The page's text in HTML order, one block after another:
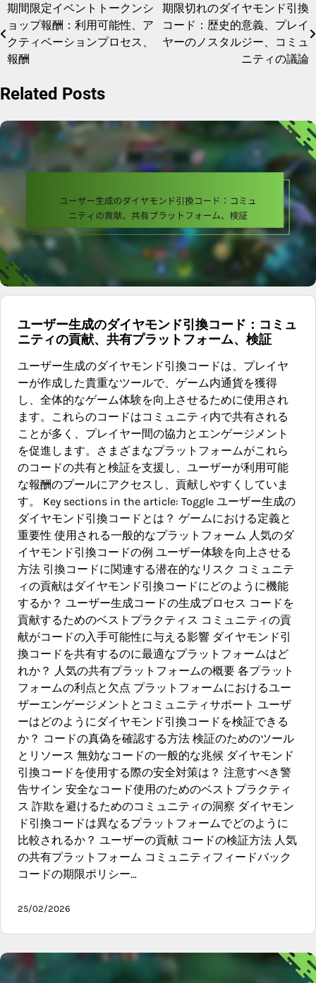
Post
navigation
期間限定イベントトークンシ
ョップ報酬：利用可能性、ア
クティベーションプロセス、
報酬
期限切れのダイヤモンド引換
コード：歴史的意義、プレイ
ヤーのノスタルジー、コミュ
ニティの議論
Related Posts
ユーザー生成のダイヤモンド引換コード：コミュ
ニティの貢献、共有プラットフォーム、検証
ユーザー生成のダイヤモンド引換コードは、プレイヤ
ーが作成した貴重なツールで、ゲーム内通貨を獲得
し、全体的なゲーム体験を向上させるために使用され
ます。これらのコードはコミュニティ内で共有される
ことが多く、プレイヤー間の協力とエンゲージメント
を促進します。さまざまなプラットフォームがこれら
のコードの共有と検証を支援し、ユーザーが利用可能
な報酬のプールにアクセスし、貢献しやすくしていま
す。 Key sections in the article: Toggle ユーザー生成の
ダイヤモンド引換コードとは？ ゲームにおける定義と
重要性 使用される一般的なプラットフォーム 人気のダ
イヤモンド引換コードの例 ユーザー体験を向上させる
方法 引換コードに関連する潜在的なリスク コミュニテ
ィの貢献はダイヤモンド引換コードにどのように機能
するか？ ユーザー生成コードの生成プロセス コードを
貢献するためのベストプラクティス コミュニティの貢
献がコードの入手可能性に与える影響 ダイヤモンド引
換コードを共有するのに最適なプラットフォームはど
れか？ 人気の共有プラットフォームの概要 各プラット
フォームの利点と欠点 プラットフォームにおけるユー
ザーエンゲージメントとコミュニティサポート ユーザ
ーはどのようにダイヤモンド引換コードを検証できる
か？ コードの真偽を確認する方法 検証のためのツール
とリソース 無効なコードの一般的な兆候 ダイヤモンド
引換コードを使用する際の安全対策は？ 注意すべき警
告サイン 安全なコード使用のためのベストプラクティ
ス 詐欺を避けるためのコミュニティの洞察 ダイヤモン
ド引換コードは異なるプラットフォームでどのように
比較されるか？ ユーザーの貢献 コードの検証方法 人気
の共有プラットフォーム コミュニティフィードバック
コードの期限ポリシー…
25/02/2026